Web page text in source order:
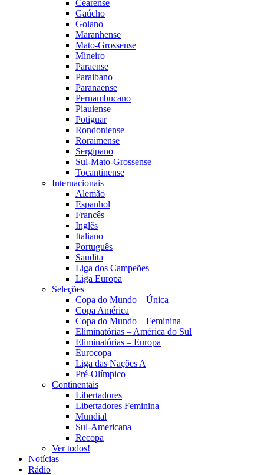
Cearense
Gaúcho
Goiano
Maranhense
Mato-Grossense
Mineiro
Paraense
Paraibano
Paranaense
Pernambucano
Piauiense
Potiguar
Rondoniense
Roraimense
Sergipano
Sul-Mato-Grossense
Tocantinense
Internacionais
Alemão
Espanhol
Francês
Inglês
Italiano
Português
Saudita
Liga dos Campeões
Liga Europa
Seleções
Copa do Mundo – Única
Copa América
Copa do Mundo – Feminina
Eliminatórias – América do Sul
Eliminatórias – Europa
Eurocopa
Liga das Nações A
Pré-Olímpico
Continentais
Libertadores
Libertadores Feminina
Mundial
Sul-Americana
Recopa
Ver todos!
Notícias
Rádio